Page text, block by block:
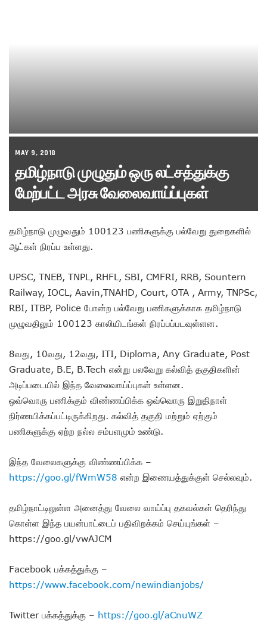
MAY 9, 2018
தமிழ்நாடு முழுதும் ஒரு லட்சத்துக்கு
மேற்பட்ட அரசு வேலைவாய்ப்புகள்
தமிழ்நாடு முழுவதும் 100123 பணிகளுக்கு பல்வேறு துறைகளில்
ஆட்கள் நிரப்ப உள்ளது.
UPSC, TNEB, TNPL, RHFL, SBI, CMFRI, RRB, Sountern
Railway, IOCL, Aavin,TNAHD, Court, OTA , Army, TNPSc,
RBI, ITBP, Police போன்ற பல்வேறு பணிகளுக்காக தமிழ்நாடு
முழுவதிலும் 100123 காலியிடங்கள் நிரப்பப்படவுள்ளன.
8வது, 10வது, 12வது, ITI, Diploma, Any Graduate, Post
Graduate, B.E, B.Tech என்று பலவேறு கல்வித் தகுதிகளின்
அடிப்படையில் இந்த வேலைவாய்ப்புகள் உள்ளன.
ஒவ்வொரு பணிக்கும் விண்ணப்பிக்க ஒவ்வொரு இறுதிநாள்
நிர்ணயிக்கப்பட்டிருக்கிறது. கல்வித் தகுதி மற்றும் ஏற்கும்
பணிகளுக்கு ஏற்ற நல்ல சம்பளமும் உண்டு.
இந்த வேலைகளுக்கு விண்ணப்பிக்க –
https://goo.gl/fWmW58 என்ற இணையத்துக்குள் செல்லவும்.
தமிழ்நாட்டிலுள்ள அனைத்து வேலை வாய்ப்பு தகவல்கள் தெரிந்து
கொள்ள இந்த பயன்பாட்டைப் பதிவிறக்கம் செய்யுங்கள் –
https://goo.gl/vwAJCM
Facebook பக்கத்துக்கு –
https://www.facebook.com/newindianjobs/
Twitter பக்கத்துக்கு – https://goo.gl/aCnuWZ